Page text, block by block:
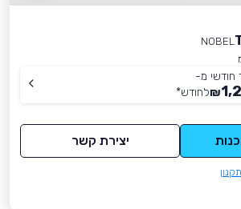
NOBEL
חודשי מ-
₪לחודש*
יצירת קשר
תקנון